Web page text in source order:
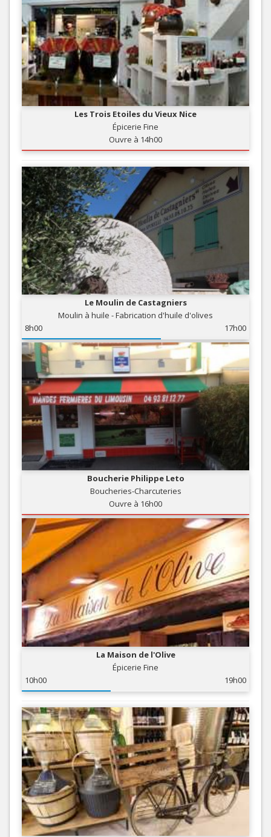
Les Trois Etoiles du Vieux Nice
Épicerie Fine
Ouvre à 14h00
Le Moulin de Castagniers
Moulin à huile - Fabrication d'huile d'olives
8h00
17h00
Boucherie Philippe Leto
Boucheries-Charcuteries
Ouvre à 16h00
La Maison de l'Olive
Épicerie Fine
10h00
19h00